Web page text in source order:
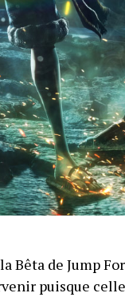
Bêta de Jump
puisque